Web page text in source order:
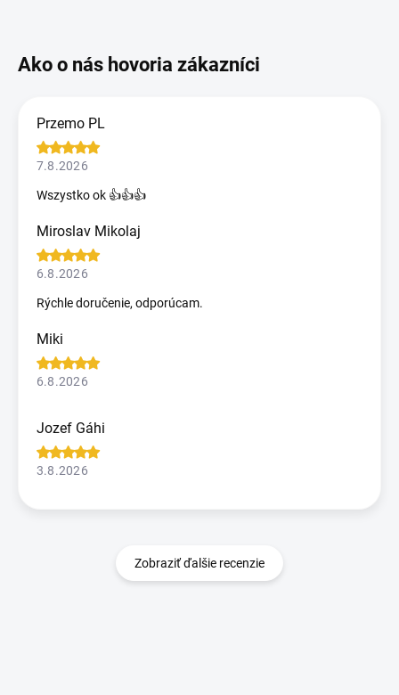
Przemo PL
7.8.2026
Wszystko ok 👍👍👍
Miroslav Mikolaj
6.8.2026
Rýchle doručenie, odporúcam.
Miki
6.8.2026
Jozef Gáhi
3.8.2026
Zobraziť ďalšie recenzie